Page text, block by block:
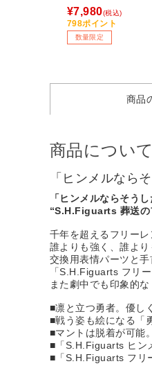
¥7,980(税込)
798ポイント
数量限定
商品
商品について
「ヒンメルなら
「ヒンメルならそうし
“S.H.Figuarts 葬送の
千年を超えるフリー
誰よりも強く、誰より
交換用表情パーツと手
「S.H.Figuarts フリ
また劇中でも印象的
■凛と立つ勇者。優し
■戦う姿も絵になる「
■マントは脱着が可能。
■「S.H.Figuarts ヒン
■「S.H.Figuarts フリ